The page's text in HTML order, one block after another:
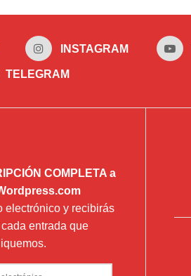
INSTAGRAM
TELEGRAM
COMPLETA a
electrónico y recibirás
entrada que